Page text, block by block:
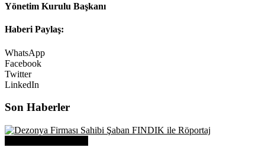
Yönetim Kurulu Başkanı
Haberi Paylaş:
WhatsApp
Facebook
Twitter
LinkedIn
Son Haberler